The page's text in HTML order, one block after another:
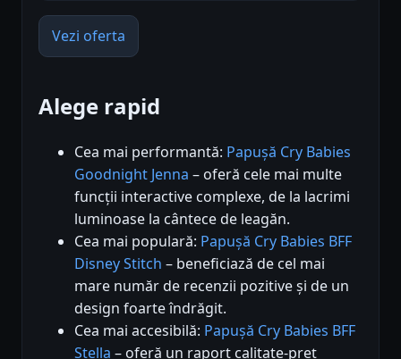
Vezi oferta
Alege rapid
Cea mai performantă: Papușă Cry Babies
Goodnight Jenna – oferă cele mai multe
funcții interactive complexe, de la lacrimi
luminoase la cântece de leagăn.
Cea mai populară: Papușă Cry Babies BFF
Disney Stitch – beneficiază de cel mai
mare număr de recenzii pozitive și de un
design foarte îndrăgit.
Cea mai accesibilă: Papușă Cry Babies BFF
Stella – oferă un raport calitate-preț